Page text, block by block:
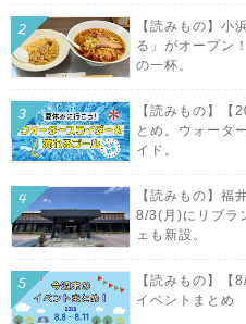
【読みもの】小
る」がオープン
の一杯。
【読みもの】【
とめ。ウォータ
イド。
【読みもの】福
8/3(月)にリブラ
ェも新設。
【読みもの】
イベントまとめ